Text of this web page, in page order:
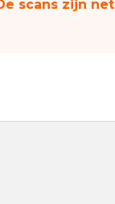
scans zijn net